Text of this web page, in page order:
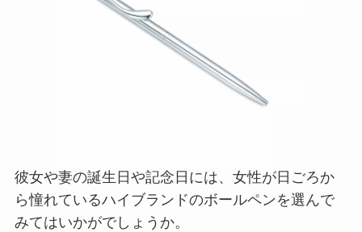
彼女や妻の誕生日や記念日には、女性が日ごろか
ら憧れているハイブランドのボールペンを選んで
みてはいかがでしょうか。